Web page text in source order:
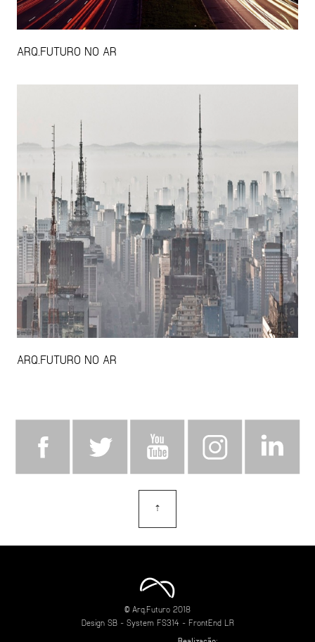
ARQ.FUTURO NO AR
ARQ.FUTURO NO AR
⇡
© Arq.Futuro 2018
Design SB- System FS314 - FrontEnd LR